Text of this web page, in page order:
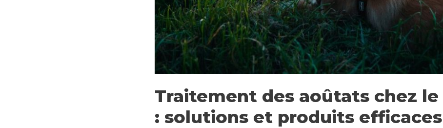
Traitement des aoûtats chez le
: solutions et produits efficaces